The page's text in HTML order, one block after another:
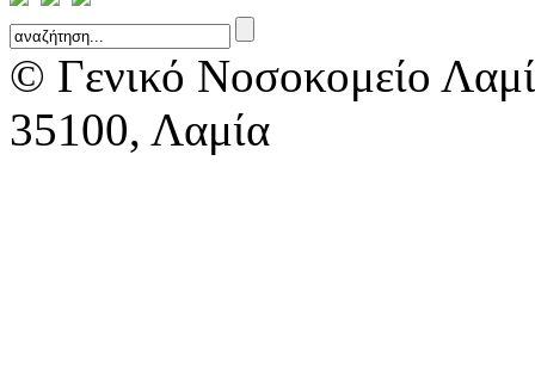
© Γενικό Νοσοκομείο
35100, Λαμία